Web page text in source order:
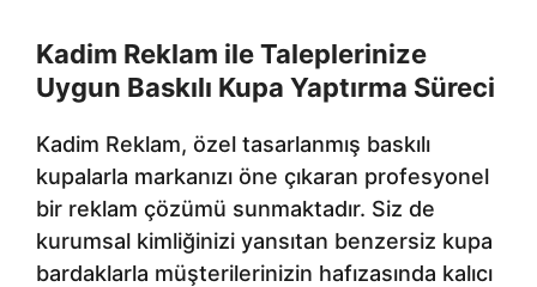
Kadim Reklam ile Taleplerinize
Uygun Baskılı Kupa Yaptırma Süreci
Kadim Reklam, özel tasarlanmış baskılı
kupalarla markanızı öne çıkaran profesyonel
bir reklam çözümü sunmaktadır. Siz de
kurumsal kimliğinizi yansıtan benzersiz kupa
bardaklarla müşterilerinizin hafızasında kalıcı